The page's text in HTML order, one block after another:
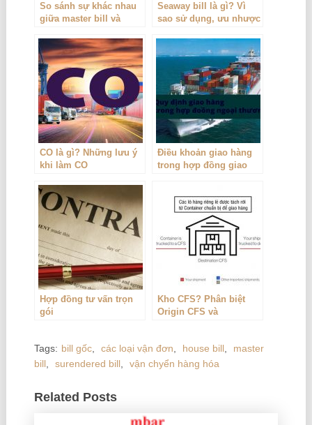
So sánh sự khác nhau
giữa master bill và
Seaway bill là gì? Vì
sao sử dụng, ưu nhược
CO là gì? Những lưu ý
khi làm CO
Điều khoản giao hàng
trong hợp đồng giao
Hợp đồng tư vấn trọn
gói
Kho CFS? Phân biệt
Origin CFS và
Tags: bill gốc, các loại vận đơn house bill,
master
bill, surendered bill, vận chyển hàng hóa
Related Posts